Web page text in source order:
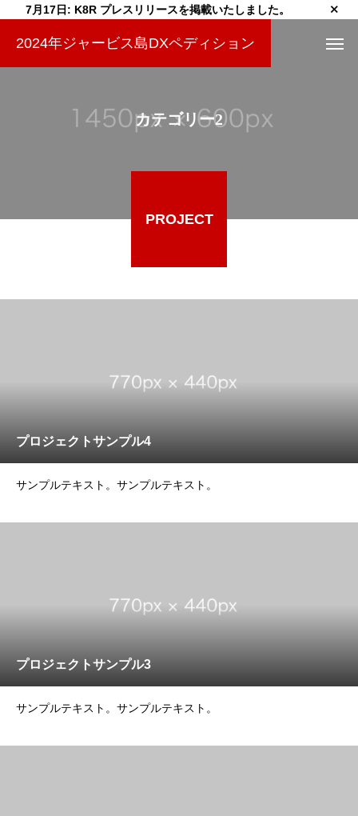
7月17日: K8R プレスリリースを掲載いたしました。
2024年ジャービス島DXペディション
カテゴリー2
PROJECT
プロジェクトサンプル4
サンプルテキスト。サンプルテキスト。
プロジェクトサンプル3
サンプルテキスト。サンプルテキスト。